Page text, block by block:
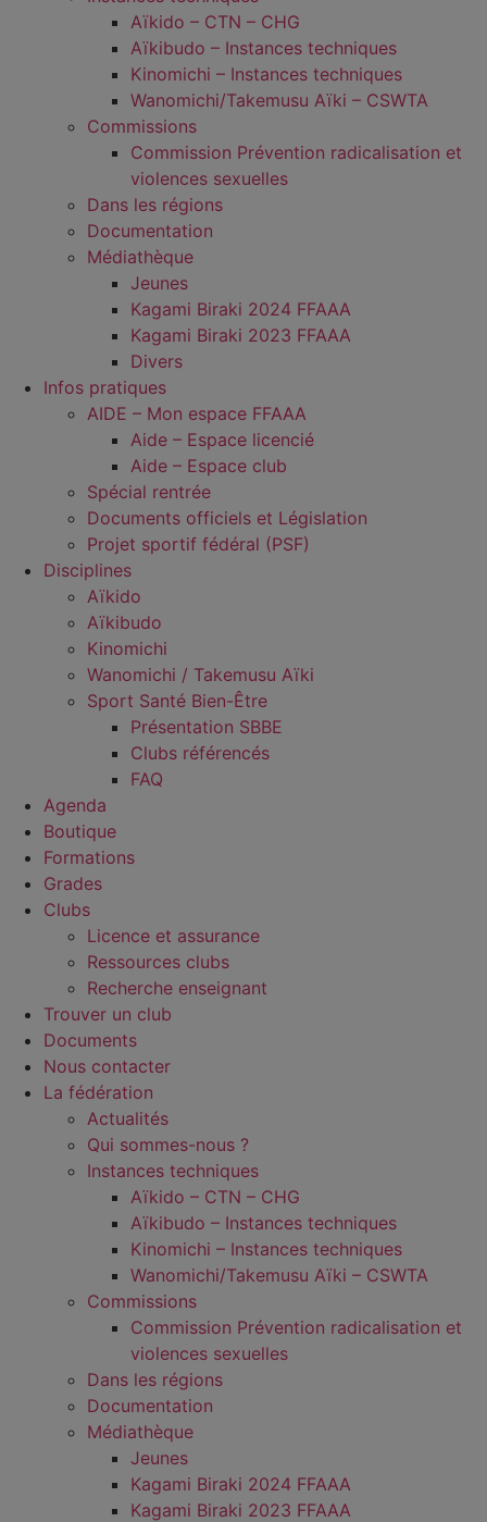
Aïkido – CTN – CHG
Aïkibudo – Instances techniques
Kinomichi – Instances techniques
Wanomichi/Takemusu Aïki – CSWTA
Commissions
Commission Prévention radicalisation et
violences sexuelles
Dans les régions
Documentation
Médiathèque
Jeunes
Kagami Biraki 2024 FFAAA
Kagami Biraki 2023 FFAAA
Divers
Infos pratiques
AIDE – Mon espace FFAAA
Aide – Espace licencié
Aide – Espace club
Spécial rentrée
Documents officiels et Législation
Projet sportif fédéral (PSF)
Disciplines
Aïkido
Aïkibudo
Kinomichi
Wanomichi / Takemusu Aïki
Sport Santé Bien-Être
Présentation SBBE
Clubs référencés
FAQ
Agenda
Boutique
Formations
Grades
Clubs
Licence et assurance
Ressources clubs
Recherche enseignant
Trouver un club
Documents
Nous contacter
La fédération
Actualités
Qui sommes-nous ?
Instances techniques
Aïkido – CTN – CHG
Aïkibudo – Instances techniques
Kinomichi – Instances techniques
Wanomichi/Takemusu Aïki – CSWTA
Commissions
Commission Prévention radicalisation et
violences sexuelles
Dans les régions
Documentation
Médiathèque
Jeunes
Kagami Biraki 2024 FFAAA
Kagami Biraki 2023 FFAAA